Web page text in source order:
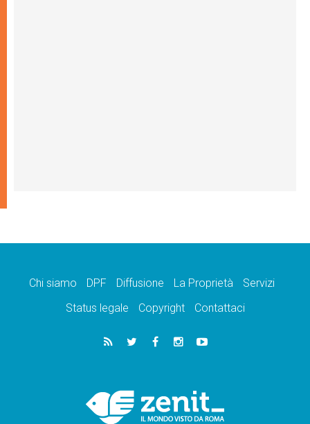
Chi siamo DPF Diffusione La Proprietà
Servizi
Status legale
Copyright Contattaci